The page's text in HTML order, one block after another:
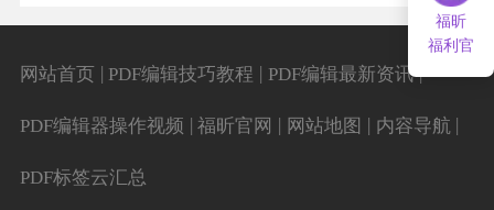
福昕
福利官
网站首页 PDF编辑技巧教程 PDF编辑最新资讯 |
PDF编辑器操作视频 福昕官网 网站地图 内容导航
PDF标签云汇总